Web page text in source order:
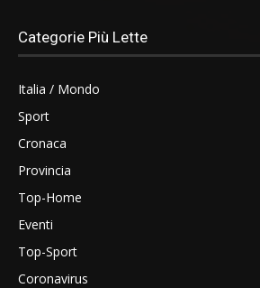
Categorie Più Lette
Italia / Mondo
Sport
Cronaca
Provincia
Top-Home
Eventi
Top-Sport
Coronavirus